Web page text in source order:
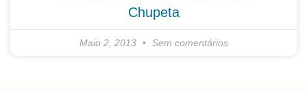
Chupeta
Maio 2, 2013 Sem comentários